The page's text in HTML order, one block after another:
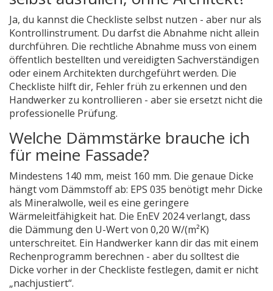
Ja, du kannst die Checkliste selbst nutzen - aber nur als
Kontrollinstrument. Du darfst die Abnahme nicht allein
durchführen. Die rechtliche Abnahme muss von einem
öffentlich bestellten und vereidigten Sachverständigen
oder einem Architekten durchgeführt werden. Die
Checkliste hilft dir, Fehler früh zu erkennen und den
Handwerker zu kontrollieren - aber sie ersetzt nicht die
professionelle Prüfung.
Welche Dämmstärke brauche ich
für meine Fassade?
Mindestens 140 mm, meist 160 mm. Die genaue Dicke
hängt vom Dämmstoff ab: EPS 035 benötigt mehr Dicke
als Mineralwolle, weil es eine geringere
Wärmeleitfähigkeit hat. Die EnEV 2024 verlangt, dass
die Dämmung den U-Wert von 0,20 W/(m²K)
unterschreitet. Ein Handwerker kann dir das mit einem
Rechenprogramm berechnen - aber du solltest die
Dicke vorher in der Checkliste festlegen, damit er nicht
„nachjustiert“.